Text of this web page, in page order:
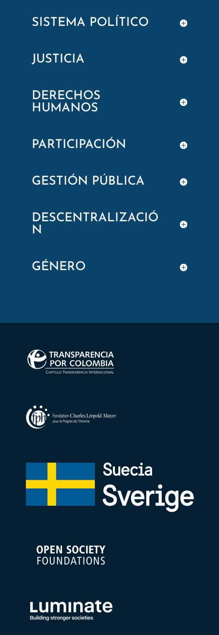
SISTEMA POLÍTICO
JUSTICIA
DERECHOS
HUMANOS
PARTICIPACIÓN
GESTIÓN PÚBLICA
DESCENTRALIZACIÓ
N
GÉNERO